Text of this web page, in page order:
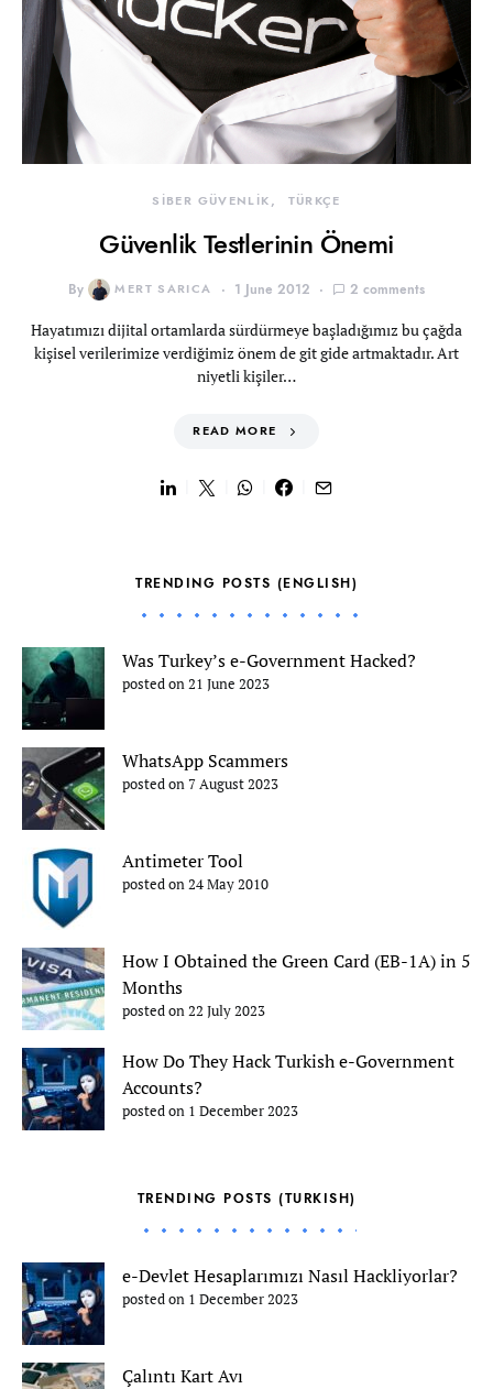
SİBER GÜVENLİK TÜRKÇE
Güvenlik Testlerinin Önemi
By MERT SARICA 1 June 2012 2 comments
Hayatımızı dijital ortamlarda sürdürmeye başladığımız bu çağda
kişisel verilerimize verdiğimiz önem de git gide artmaktadır. Art
niyetli kişiler…
READ MORE
TRENDING POSTS (ENGLISH)
Was Turkey’s e-Government Hacked?
posted on 21 June 2023
WhatsApp Scammers
posted on 7 August 2023
Antimeter Tool
posted on 24 May 2010
How I Obtained the Green Card (EB-1A) in 5
Months
posted on 22 July 2023
How Do They Hack Turkish e-Government
Accounts?
posted on 1 December 2023
TRENDING POSTS (TURKISH)
e-Devlet Hesaplarımızı Nasıl Hackliyorlar?
posted on 1 December 2023
Çalıntı Kart Avı